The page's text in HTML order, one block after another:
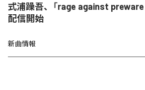
式浦躁吾、「rage against preware
配信開始
新曲情報